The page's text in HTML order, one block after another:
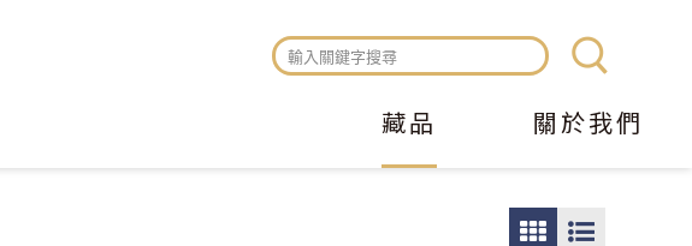
藏品 關於我們